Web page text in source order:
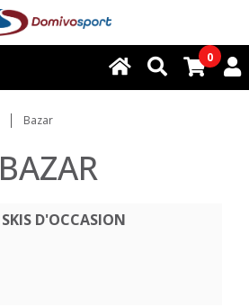
0
Bazar
BAZAR
SKIS D'OCCASION